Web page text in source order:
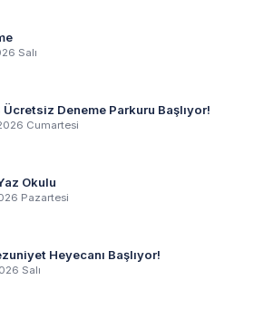
Salı
Ücretsiz Deneme Parkuru Başlıyor!
Cumartesi
Okulu
Pazartesi
Heyecanı Başlıyor!
Salı